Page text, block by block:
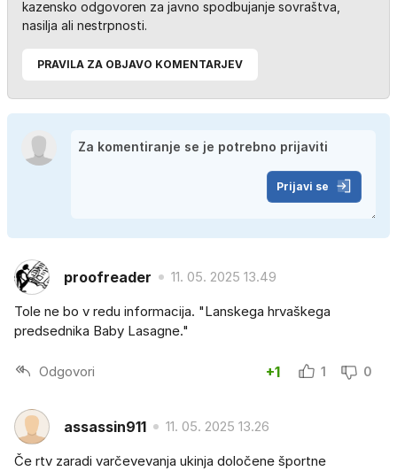
kazensko odgovoren za javno spodbujanje sovraštva,
nasilja ali nestrpnosti.
PRAVILA ZA OBJAVO KOMENTARJEV
Prijavi se
proofreader 11. 05. 2025 13.49
Tole ne bo v redu informacija. "Lanskega hrvaškega
predsednika Baby Lasagne."
Odgovori +1 1 0
assassin911 11. 05. 2025 13.26
Če rtv zaradi varčevevanja ukinja določene športne